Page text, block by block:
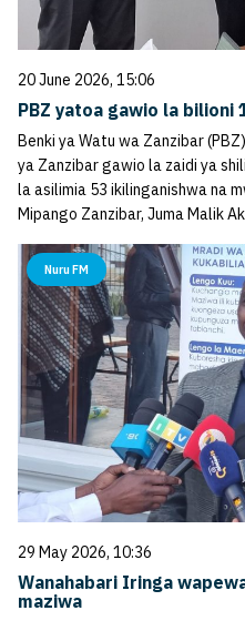
20 June 2026, 15:06
PBZ yatoa gawio la bilioni
Benki ya Watu wa Zanzibar
ya Zanzibar gawio la zaidi ya
la asilimia 53 ikilinganishwa na
Mipango Zanzibar, Juma Malik
Nuru FM
29 May 2026, 10:36
Wanahabari Iringa
maziwa